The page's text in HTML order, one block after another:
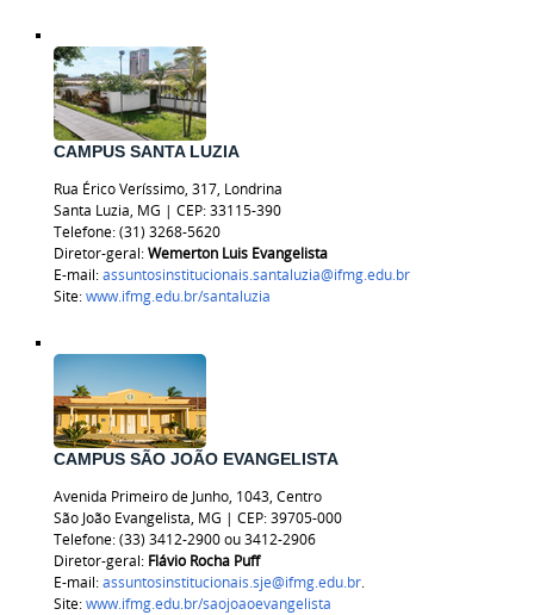
CAMPUS SANTA LUZIA
Rua Érico Veríssimo, 317, Londrina
Santa Luzia, MG | CEP: 33115-390
Telefone: (31) 3268-5620
Diretor-geral:Wemerton Luis Evangelista
E-mail:assuntosinstitucionais.santaluzia@ifmg.edu.br
Site:www.ifmg.edu.br/santaluzia
CAMPUS SÃO JOÃO EVANGELISTA
Avenida Primeiro de Junho, 1043, Centro
São João Evangelista, MG | CEP: 39705-000
Telefone: (33) 3412-2900 ou 3412-2906
Diretor-geral: Flávio Rocha Puff
E-mail:assuntosinstitucionais.sje@ifmg.edu.br.
Site:www.ifmg.edu.br/saojoaoevangelista